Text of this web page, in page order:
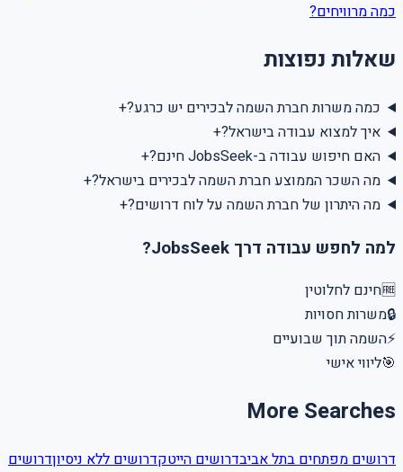
כמה מרוויחים?
שאלות נפוצות
כמה משרות חברת השמה לבכירים יש כרגע?+
איך למצוא עבודה בישראל?+
האם חיפוש עבודה ב-JobsSeek חינם?
+
מה השכר הממוצע חברת השמה לבכירים בישראל?+
מה היתרון של חברת השמה על לוח דרושים?+
למה לחפש עבודה דרך JobsSeek?
🆓חינם לחלוטין
🔒משרות חסויות
⚡השמה תוך שבועיים
🎯ליווי אישי
More Searches
דרושים מפתחים בתל אביבדרושים הייטקדרושים ללא ניסיוןדרושים